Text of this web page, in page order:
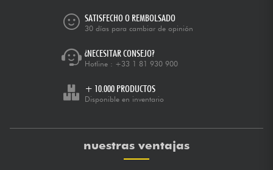
SATISFECHO O REMBOLSADO
30 días para cambiar de opinión
¿NECESITAR CONSEJO?
Hotline : +33 1 81 930 900
+ 10.000 PRODUCTOS
Disponible en inventario
nuestras ventajas